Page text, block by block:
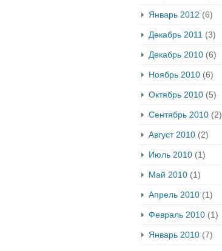
Январь 2012 (6)
Декабрь 2011 (3)
Декабрь 2010(6)
Ноябрь 2010(6)
Октябрь 2010(5)
Сентябрь 2010(2)
Август 2010(2)
Июль 2010(1)
Май 2010(1)
Апрель 2010(1)
Февраль 2010(1)
Январь 2010(7)